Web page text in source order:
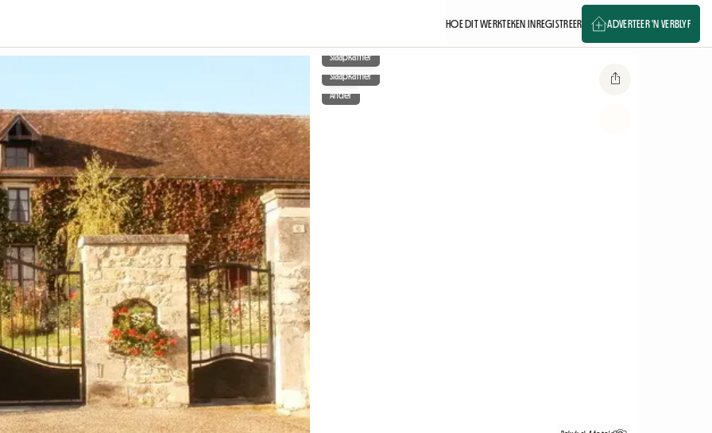
HOE DIT WERKTEKEN INREGISTREER ADVERTEER 'N VERBLYF
Slaapkamer
Slaapkamer
Ander